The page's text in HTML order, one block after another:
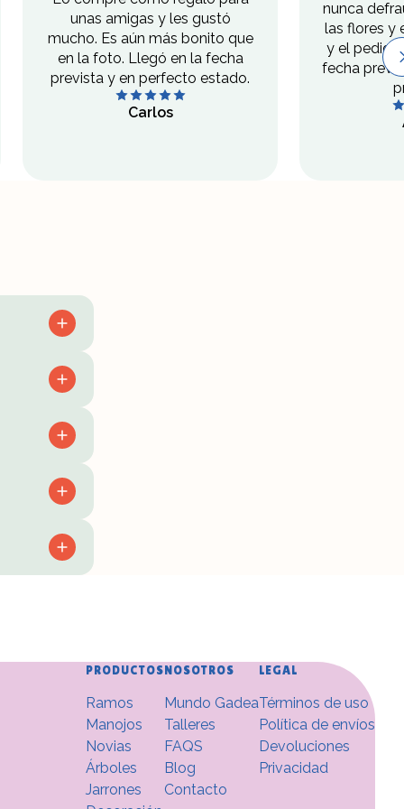
unas amigas y les gustó
mucho. Es aún más bonito que
en la foto. Llegó en la fecha
prevista y en perfecto estado.
Carlos
nunca
las flores y
y el pedido
fecha
PRODUCTOS
Ramos
Manojos
Novias
Árboles
Jarrones
NOSOTROS
Mundo Gadea
Talleres
FAQS
Blog
Contacto
LEGAL
Términos de uso
Política de envíos
Devoluciones
Privacidad